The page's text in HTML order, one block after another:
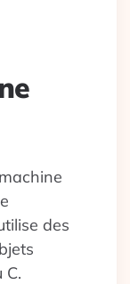
des
C.